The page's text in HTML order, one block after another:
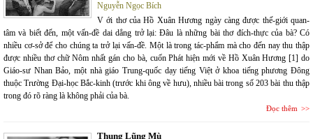
Nguyễn Ngọc Bích
V ới thơ của Hồ Xuân Hương ngày càng được thế-giới quan-
tâm và biết đến, một vấn-đề dai dẳng trở lại: Đâu là những bài thơ đích-thực của bà? Có
nhiều cơ-sở để cho chúng ta trở lại vấn-đề. Một là trong tác-phẩm mà cho đến nay thu thập
được nhiều thơ chữ Nôm nhất gán cho bà, cuốn Phát hiện mới về Hồ Xuân Hương [1] do
Giáo-sư Nhan Bảo, một nhà giáo Trung-quốc dạy tiếng Việt ở khoa tiếng phương Đông
thuộc Trường Đại-học Bắc-kinh (trước khi ông về hưu), nhiều bài trong số 203 bài thu thập
trong đó rõ ràng là không phải của bà.
Đọc thêm
Thung Lũng Mù